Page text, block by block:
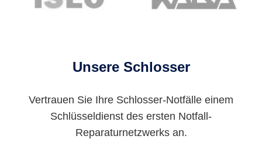
Unsere Schlosser
Vertrauen Sie Ihre Schlosser-Notfälle einem
Schlüsseldienst des ersten Notfall-
Reparaturnetzwerks an.